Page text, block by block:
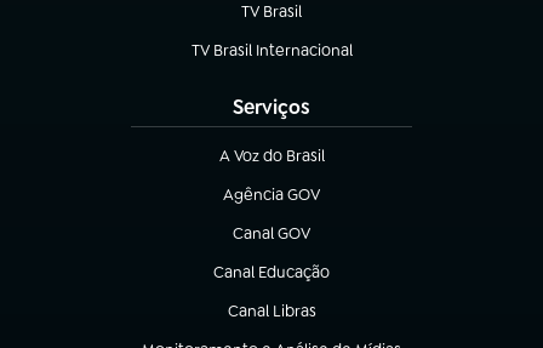
TV Brasil
(abre em nova aba)
TV Brasil Internacional
(abre em nova aba)
Serviços
A Voz do Brasil
(abre em nova aba)
Agência GOV
(abre em nova aba)
Canal GOV
(abre em nova aba)
Canal Educação
(abre em nova aba)
Canal Libras
(abre em nova aba)